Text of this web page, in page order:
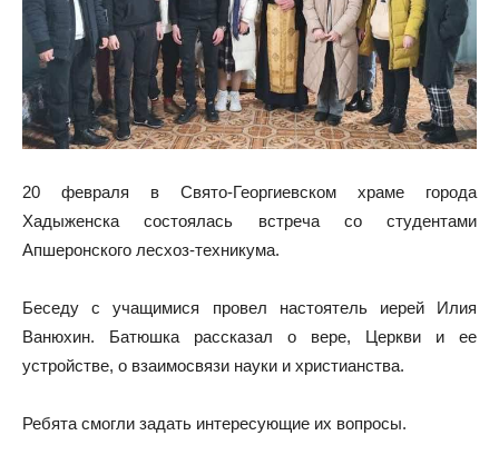
20 февраля в Свято-Георгиевском храме города
Хадыженска состоялась встреча со студентами
Апшеронского лесхоз-техникума.
Беседу с учащимися провел настоятель иерей Илия
Ванюхин. Батюшка рассказал о вере, Церкви и ее
устройстве, о взаимосвязи науки и христианства.
Ребята смогли задать интересующие их вопросы.